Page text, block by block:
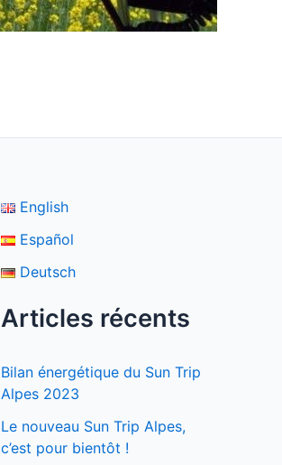
English
Español
Deutsch
Articles récents
Bilan énergétique du Sun Trip
Alpes 2023
Le nouveau Sun Trip Alpes,
c’est pour bientôt !